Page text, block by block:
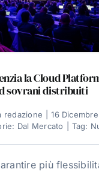
la Cloud
sovrani distribuiti
redazione
16 Dicembre
Dal Mercato Tag:
più